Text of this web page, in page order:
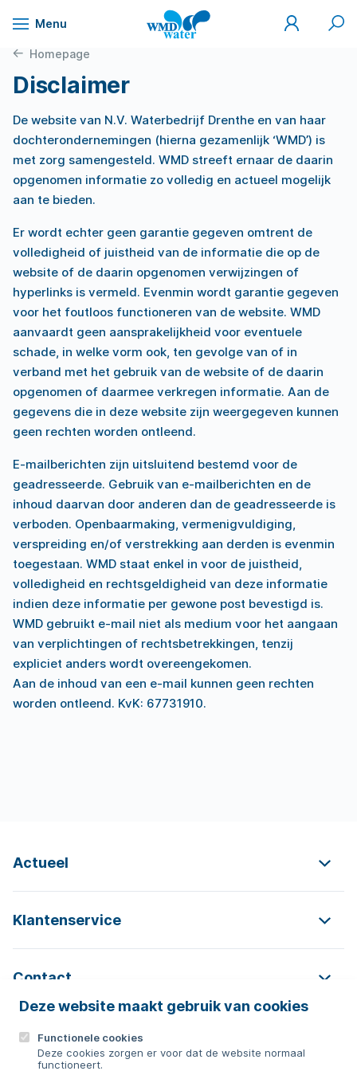
Naar
Deze website maakt gebruik van cookies
Functionele cookies
Deze cookies zorgen er voor dat de website normaal
functioneert.
Menu
WMD
Drinkwater
Mijn
WMD
Zoek
Disclaimer
Homepage
De website van N.V. Waterbedrijf Drenthe en van haar
dochterondernemingen (hierna gezamenlijk ‘WMD’) is
met zorg samengesteld. WMD streeft ernaar de daarin
opgenomen informatie zo volledig en actueel mogelijk
aan te bieden.
Er wordt echter geen garantie gegeven omtrent de
volledigheid of juistheid van de informatie die op de
website of de daarin opgenomen verwijzingen of
hyperlinks is vermeld. Evenmin wordt garantie gegeven
voor het foutloos functioneren van de website. WMD
aanvaardt geen aansprakelijkheid voor eventuele
schade, in welke vorm ook, ten gevolge van of in
verband met het gebruik van de website of de daarin
opgenomen of daarmee verkregen informatie. Aan de
gegevens die in deze website zijn weergegeven kunnen
geen rechten worden ontleend.
E-mailberichten zijn uitsluitend bestemd voor de
geadresseerde. Gebruik van e-mailberichten en de
inhoud daarvan door anderen dan de geadresseerde is
verboden. Openbaarmaking, vermenigvuldiging,
verspreiding en/of verstrekking aan derden is evenmin
toegestaan. WMD staat enkel in voor de juistheid,
volledigheid en rechtsgeldigheid van deze informatie
indien deze informatie per gewone post bevestigd is.
WMD gebruikt e-mail niet als medium voor het aangaan
van verplichtingen of rechtsbetrekkingen, tenzij
expliciet anders wordt overeengekomen.
Aan de inhoud van een e-mail kunnen geen rechten
worden ontleend. KvK: 67731910.
Actueel
Klantenservice
Contact
Contact